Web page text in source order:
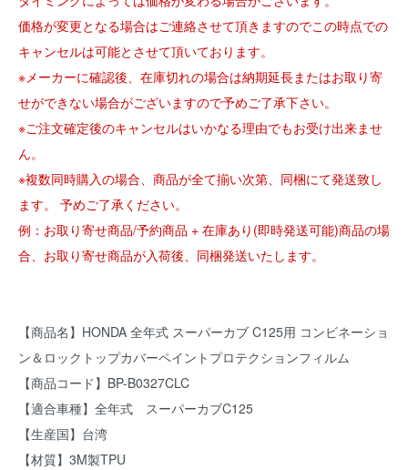
価格が変更となる場合はご連絡させて頂きますのでこの時点での
キャンセルは可能とさせて頂いております。
※メーカーに確認後、在庫切れの場合は納期延長またはお取り寄
せができない場合がございますので予めご了承下さい。
※ご注文確定後のキャンセルはいかなる理由でもお受け出来ませ
ん。
※複数同時購入の場合、商品が全て揃い次第、同梱にて発送致し
ます。 予めご了承ください。
例：お取り寄せ商品/予約商品 + 在庫あり(即時発送可能)商品の場
合、お取り寄せ商品が入荷後、同梱発送いたします。
【商品名】HONDA 全年式 スーパーカブ C125用 コンビネーショ
ン＆ロックトップカバーペイントプロテクションフィルム
【商品コード】BP-B0327CLC
【適合車種】全年式 スーパーカブC125
【生産国】台湾
【材質】3M製TPU